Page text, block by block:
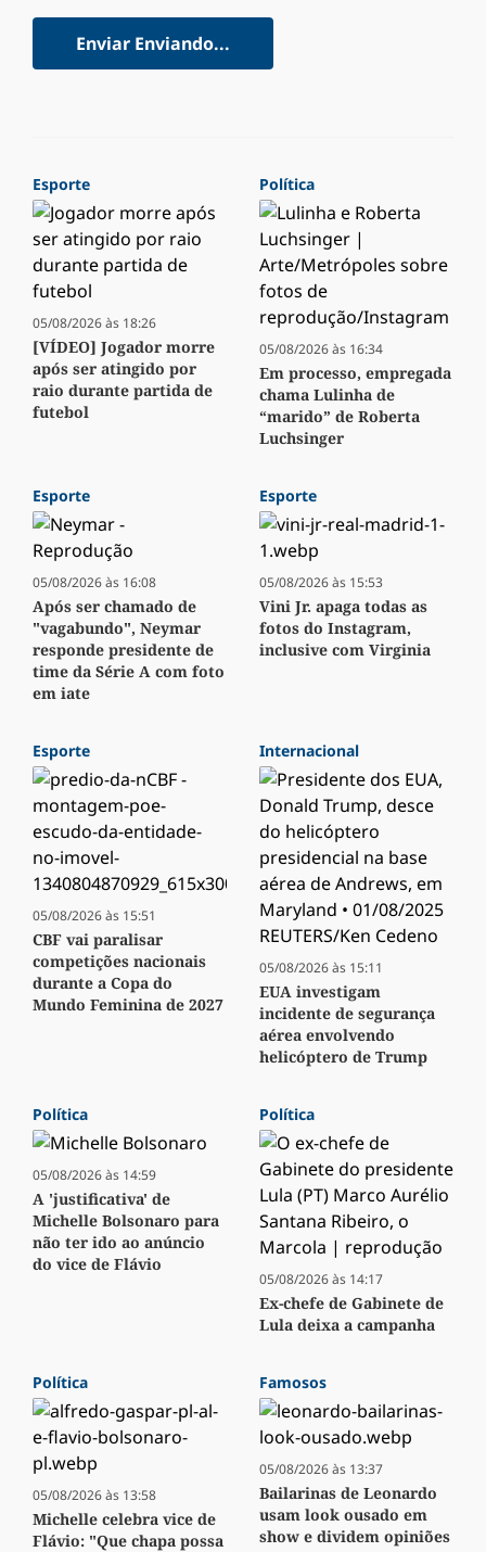
Enviar Enviando...
Esporte
05/08/2026 às 18:26
[VÍDEO] Jogador morre
após ser atingido por
raio durante partida de
futebol
Política
05/08/2026 às 16:34
Em processo, empregada
chama Lulinha de
“marido” de Roberta
Luchsinger
Esporte
05/08/2026 às 16:08
Após ser chamado de
"vagabundo", Neymar
responde presidente de
time da Série A com foto
em iate
Esporte
05/08/2026 às 15:53
Vini Jr. apaga todas as
fotos do Instagram,
inclusive com Virginia
Esporte
05/08/2026 às 15:51
CBF vai paralisar
competições nacionais
durante a Copa do
Mundo Feminina de 2027
Internacional
05/08/2026 às 15:11
EUA investigam
incidente de segurança
aérea envolvendo
helicóptero de Trump
Política
05/08/2026 às 14:59
A 'justificativa' de
Michelle Bolsonaro para
não ter ido ao anúncio
do vice de Flávio
Política
05/08/2026 às 14:17
Ex-chefe de Gabinete de
Lula deixa a campanha
Política
05/08/2026 às 13:58
Michelle celebra vice de
Flávio: "Que chapa possa
Famosos
05/08/2026 às 13:37
Bailarinas de Leonardo
usam look ousado em
show e dividem opiniões